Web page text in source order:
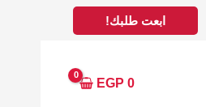
ابعت طلبك!
0
EGP